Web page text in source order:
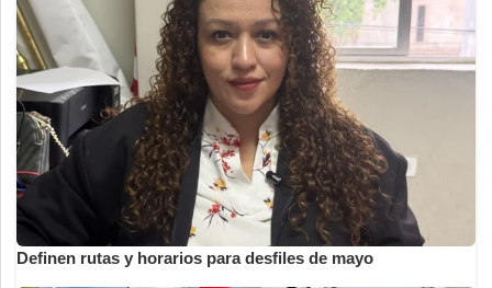
Definen rutas y horarios para desfiles de mayo